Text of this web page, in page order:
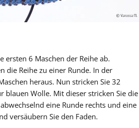
ersten 6 Maschen der Reihe ab.
die Reihe zu einer Runde. In der
heraus. Nun stricken Sie 32
blauen Wolle. Mit dieser stricken Sie die
eine Runde rechts und eine
versäubern Sie den Faden.